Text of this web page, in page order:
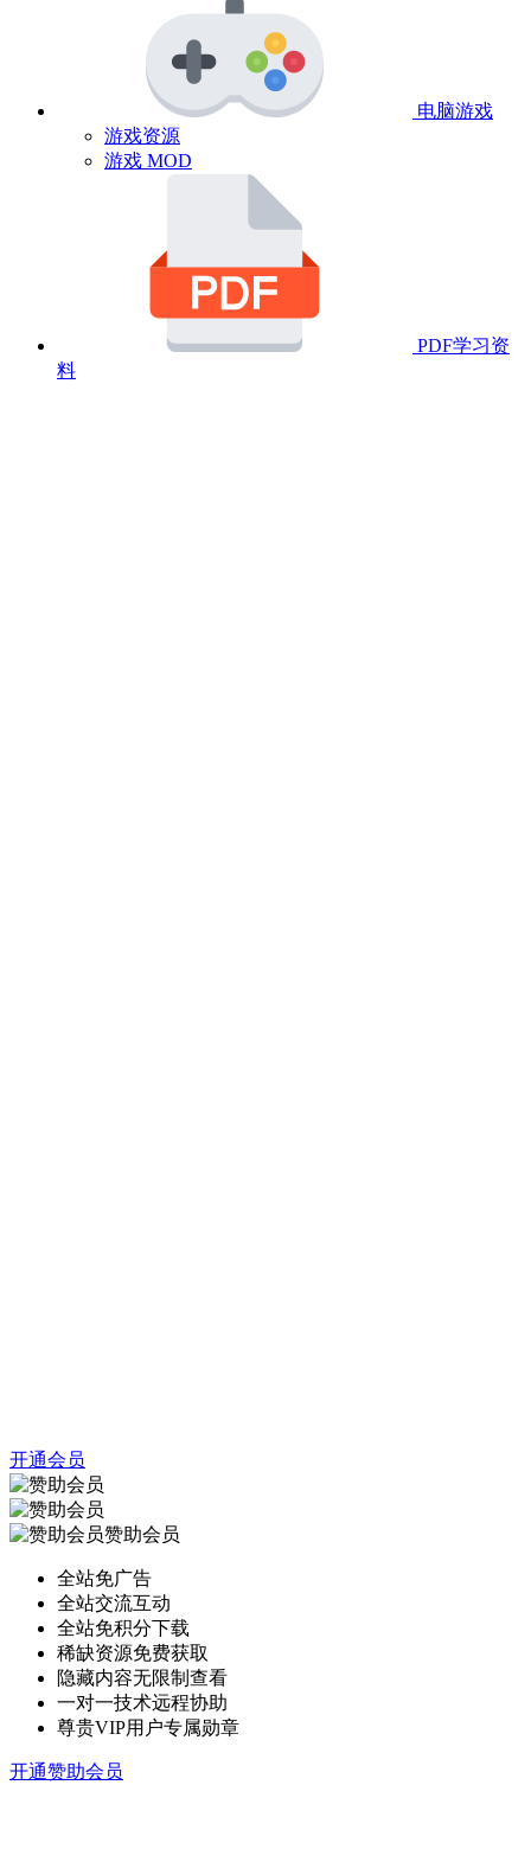
电脑游戏
游戏资源
游戏 MOD
PDF学习资
料
开通会员
赞助会员
全站免广告
全站交流互动
全站免积分下载
稀缺资源免费获取
隐藏内容无限制查看
一对一技术远程协助
尊贵VIP用户专属勋章
开通赞助会员